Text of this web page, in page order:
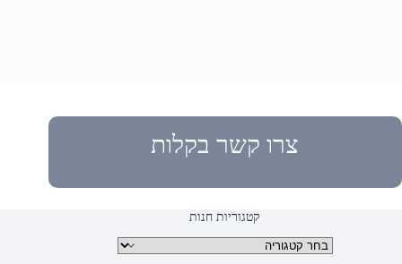
צרו קשר בקלות
קטגוריות חנות
קטגוריות מוצרים